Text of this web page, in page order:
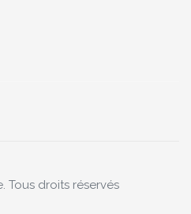
Tous droits réservés